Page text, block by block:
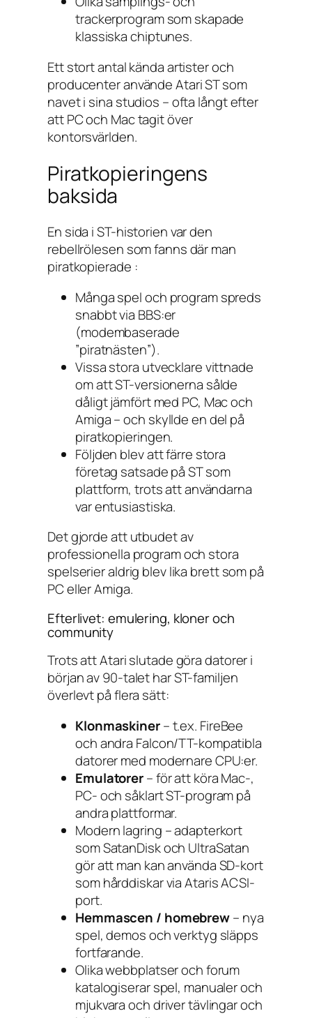
trackerprogram som skapade
klassiska chiptunes.
Ett stort antal kända artister och
producenter använde Atari ST som
navet i sina studios – ofta långt efter
att PC och Mac tagit över
kontorsvärlden.
Piratkopieringens
baksida
En sida i ST-historien var den
rebellrölesen som fanns där man
piratkopierade :
Många spel och program spreds
snabbt via BBS:er
(modembaserade
”piratnästen”).
Vissa stora utvecklare vittnade
om att ST-versionerna sålde
dåligt jämfört med PC, Mac och
Amiga – och skyllde en del på
piratkopieringen.
Följden blev att färre stora
företag satsade på ST som
plattform, trots att användarna
var entusiastiska.
Det gjorde att utbudet av
professionella program och stora
spelserier aldrig blev lika brett som på
PC eller Amiga.
Efterlivet: emulering, kloner och
community
Trots att Atari slutade göra datorer i
början av 90-talet har ST-familjen
överlevt på flera sätt:
Klonmaskiner– t.ex. FireBee
och andra Falcon/TT-kompatibla
datorer med modernare CPU:er.
Emulatorer– för att köra Mac-,
PC- och såklart ST-program på
andra plattformar.
Modern lagring – adapterkort
som SatanDisk och UltraSatan
gör att man kan använda SD-kort
som hårddiskar via Ataris ACSI-
port.
Hemmascen / homebrew– nya
spel, demos och verktyg släpps
fortfarande.
Olika webbplatser och forum
katalogiserar spel, manualer och
mjukvara och driver tävlingar och